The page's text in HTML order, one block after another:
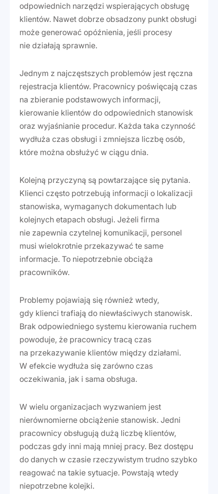
odpowiednich narzędzi wspierających obsługę
klientów. Nawet dobrze obsadzony punkt obsługi
może generować opóźnienia, jeśli procesy
nie działają sprawnie.
Jednym z najczęstszych problemów jest ręczna
rejestracja klientów. Pracownicy poświęcają czas
na zbieranie podstawowych informacji,
kierowanie klientów do odpowiednich stanowisk
oraz wyjaśnianie procedur. Każda taka czynność
wydłuża czas obsługi i zmniejsza liczbę osób,
które można obsłużyć w ciągu dnia.
Kolejną przyczyną są powtarzające się pytania.
Klienci często potrzebują informacji o lokalizacji
stanowiska, wymaganych dokumentach lub
kolejnych etapach obsługi. Jeżeli firma
nie zapewnia czytelnej komunikacji, personel
musi wielokrotnie przekazywać te same
informacje. To niepotrzebnie obciąża
pracowników.
Problemy pojawiają się również wtedy,
gdy klienci trafiają do niewłaściwych stanowisk.
Brak odpowiedniego systemu kierowania ruchem
powoduje, że pracownicy tracą czas
na przekazywanie klientów między działami.
W efekcie wydłuża się zarówno czas
oczekiwania, jak i sama obsługa.
W wielu organizacjach wyzwaniem jest
nierównomierne obciążenie stanowisk. Jedni
pracownicy obsługują dużą liczbę klientów,
podczas gdy inni mają mniej pracy. Bez dostępu
do danych w czasie rzeczywistym trudno szybko
reagować na takie sytuacje. Powstają wtedy
niepotrzebne kolejki.